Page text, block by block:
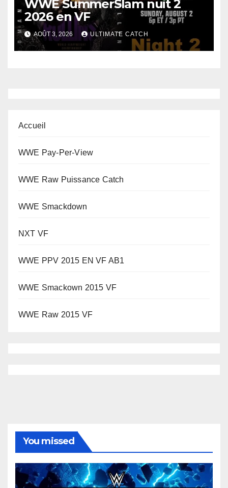
WWE SummerSlam nuit 2
2026 en VF
AOÛT 3, 2026 ULTIMATE CATCH
Accueil
WWE Pay-Per-View
WWE Raw Puissance Catch
WWE Smackdown
NXT VF
WWE PPV 2015 EN VF AB1
WWE Smackown 2015 VF
WWE Raw 2015 VF
You missed